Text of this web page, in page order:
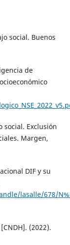
social. Buenos
de
social. Exclusión
Margen,
DIF y su
lasalle/678/
(2022).